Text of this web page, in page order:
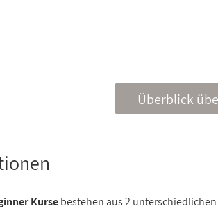
Überblick
Kursebestehen aus 2